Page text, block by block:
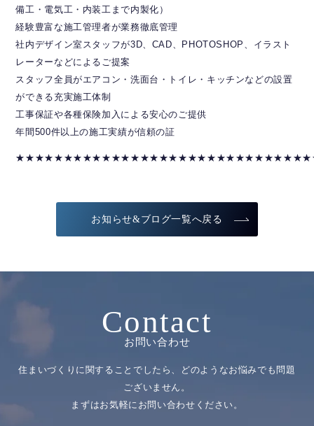
備工・電気工・内装工まで内製化）
経験豊富な施工管理者が業務徹底管理
社内デザイン室スタッフが3D、CAD、PHOTOSHOP、イラスト
レーターなどによるご提案
スタッフ全員がエアコン・洗面台・トイレ・キッチンなどの設置
ができる充実施工体制
工事保証や各種保険加入による安心のご提供
年間500件以上の施工実績が信頼の証
お知らせ&ブログ一覧へ戻る
Contact
お問い合わせ
住まいづくりに関することでしたら、どのようなお悩みでも問題
ございません。
まずはお気軽にお問い合わせください。